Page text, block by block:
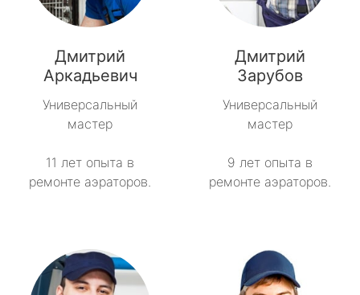
Дмитрий
Аркадьевич
Универсальный
мастер
11 лет опыта в
ремонте аэраторов.
Дмитрий
Зарубов
Универсальный
мастер
9 лет опыта в
ремонте аэраторов.